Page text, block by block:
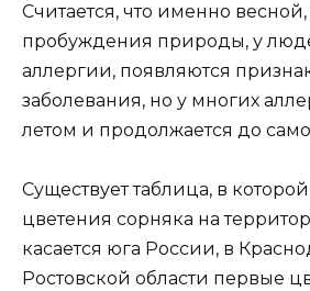
Считается, что именно
пробуждения природы, у
аллергии, появляются
заболевания, но у многих
летом и продолжается до
Существует таблица, в
цветения сорняка на
касается юга России, в
Ростовской области первые